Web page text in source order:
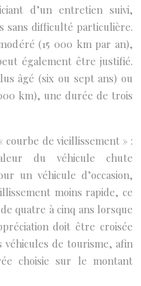
d’un entretien suivi,
sans difficulté particulière.
(15 000 km par an),
également être justifié.
âgé (six ou sept ans) ou
km), une durée de trois
courbe de vieillissement » :
du véhicule chute
un véhicule d’occasion,
moins rapide, ce
quatre à cinq ans lorsque
doit être croisée
véhicules de tourisme, afin
choisie sur le montant